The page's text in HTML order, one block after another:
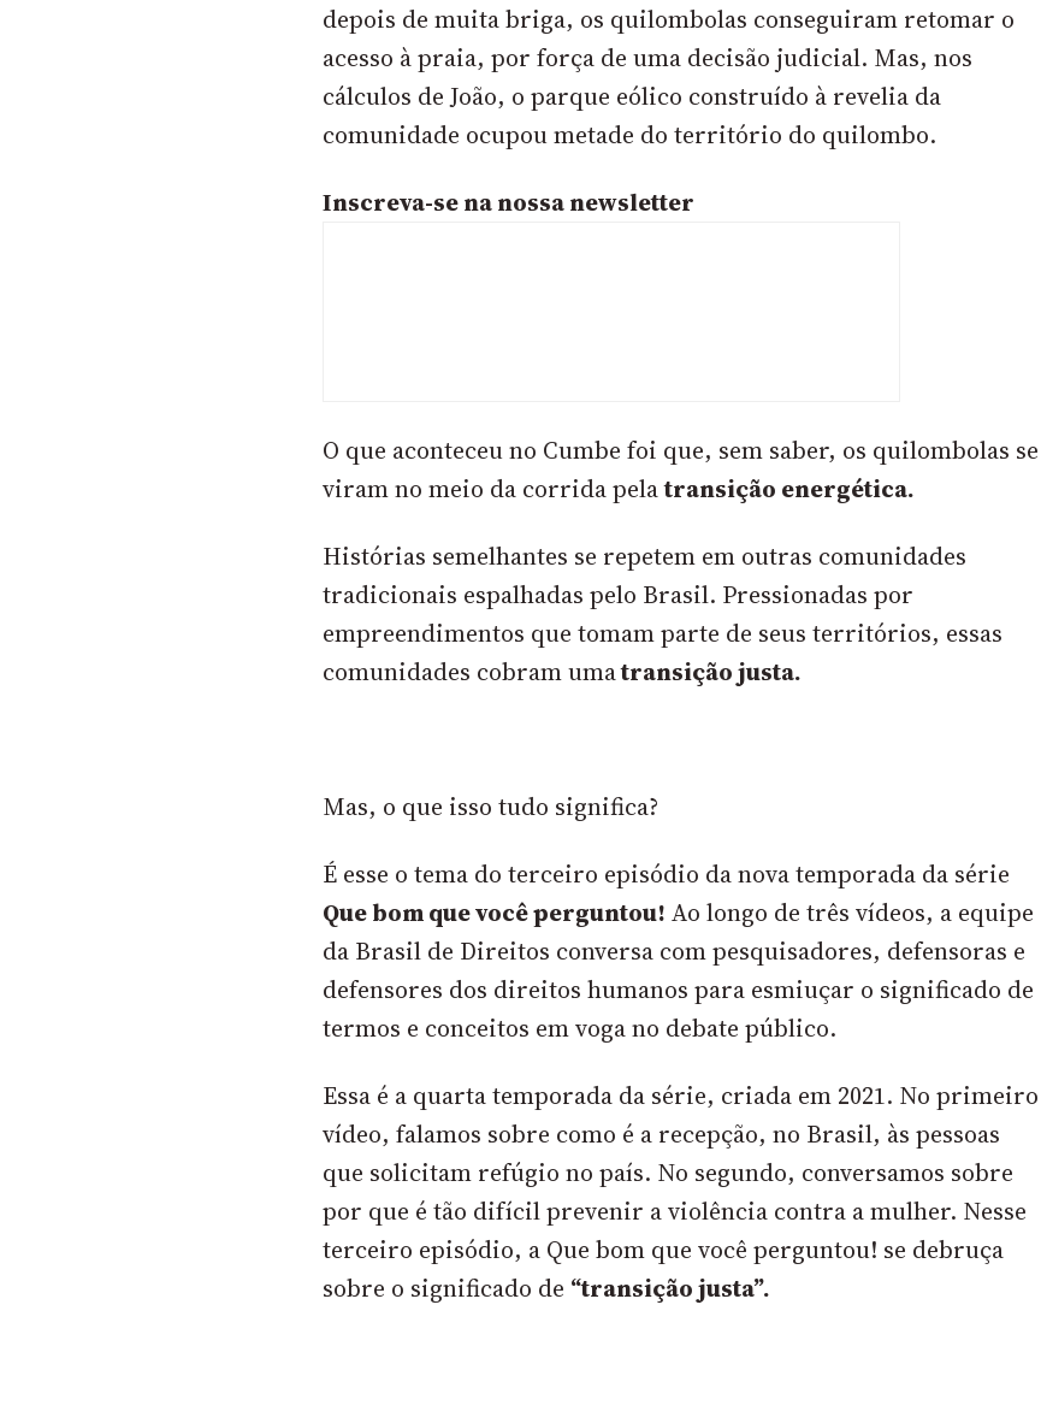
depois de muita briga, os quilombolas conseguiram retomar o
acesso à praia, por força de uma decisão judicial. Mas, nos
cálculos de João, o parque eólico construído à revelia da
comunidade ocupou metade do território do quilombo.
Inscreva-se na nossa newsletter
O que aconteceu no Cumbe foi que, sem saber, os quilombolas se
viram no meio da corrida pelatransição energética.
Histórias semelhantes se repetem em outras comunidades
tradicionais espalhadas pelo Brasil. Pressionadas por
empreendimentos que tomam parte de seus territórios, essas
comunidades cobram umatransição justa.
Mas, o que isso tudo significa?
É esse otema do terceiro episódio da nova temporada da série
Que bom que você perguntou! Ao longo de três vídeos, a equipe
da Brasil de Direitos conversa com pesquisadores, defensoras e
defensores dos direitos humanos para esmiuçar o significado de
termos e conceitos em voga no debate público.
Essa é a quarta temporada da série, criada em 2021. No primeiro
vídeo,falamos sobre como é a recepção, no Brasil, às pessoas
que solicitam refúgio no país. No segundo, conversamos sobre
por que é tão difícil prevenir a violência contra a mulher. Nesse
terceiro episódio, a Que bom que você perguntou! se debruça
sobre o significado de “transição justa”.